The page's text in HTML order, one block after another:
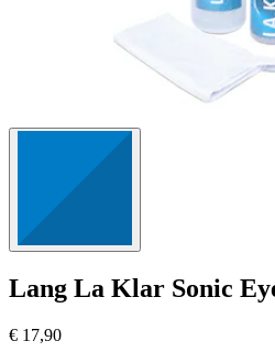
Lang La Klar Sonic
€ 17,90